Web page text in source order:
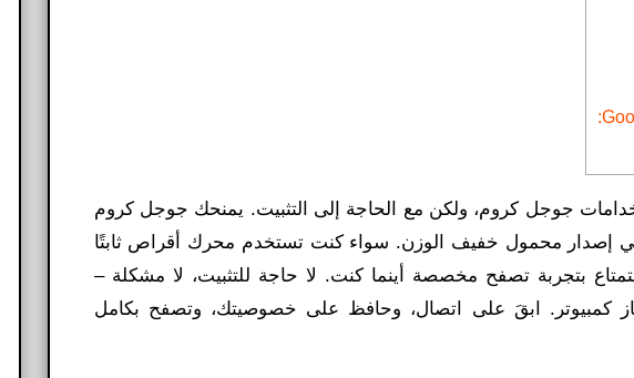
جوجل كروم، ولكن مع الحاجة إلى التثبيت. يمنحك جوجل كروم
في إصدار محمول خفيف الوزن. سواء كنت تستخدم محرك أقراص ثابتًا
بتجربة تصفح مخصصة أينما كنت. لا حاجة للتثبيت، لا مشكلة –
ابقَ على اتصال، وحافظ على خصوصيتك، وتصفح بكامل